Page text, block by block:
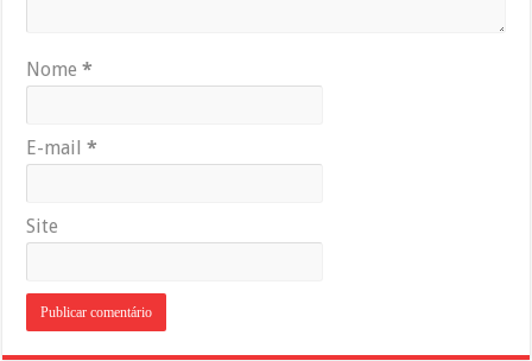
Nome*
E-mail*
Site